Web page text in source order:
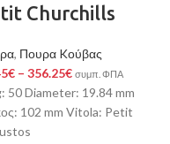
Churchills
, Πουρα Kούβας
€ – 356.25€ συμπ. ΦΠΑ
50 Diameter: 19.84 mm
102 mm Vitola: Petit